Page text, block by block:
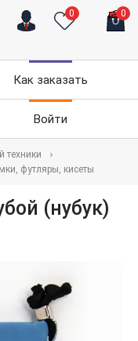
0 0
Как заказать
Войти
техники
футляры, кисеты
(нубук)